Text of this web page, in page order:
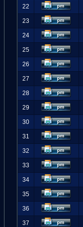
22
23
24
25
26
27
28
29
30
31
32
33
34
35
36
37